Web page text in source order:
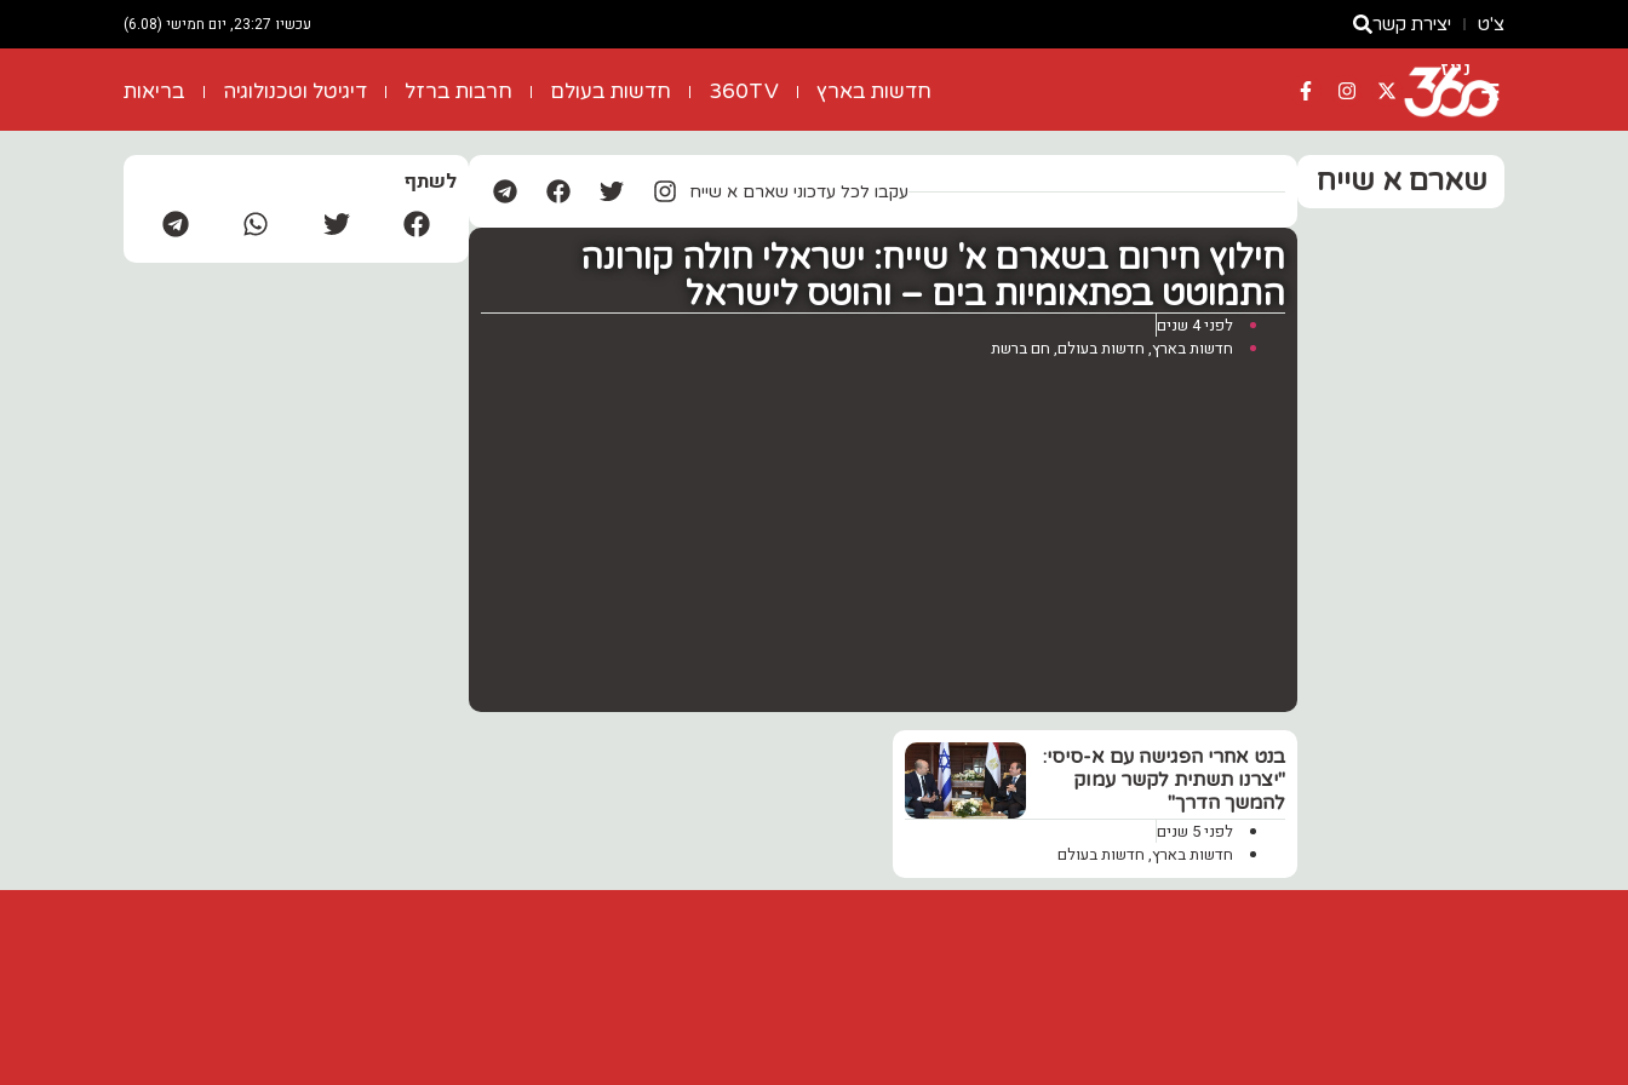
צ'ט יצירת קשר עכשיו 23:27, יום חמישי (6.08)
ניוז
חדשות בארץ 360TV חדשות בעולם חרבות ברזל דיגיטל וטכנולוגיה בריאות
שארם א שייח עקבו לכל עדכוני שארם א שייח
חילוץ חירום בשארם א' שייח: ישראלי חולה קורונה
התמוטט בפתאומיות בים – והוטס לישראל
לפני 4 שנים
חדשות בארץ, חדשות בעולם, חם ברשת
בנט אחרי הפגישה עם א-סיסי:
"יצרנו תשתית לקשר עמוק
להמשך הדרך"
לפני 5 שנים
חדשות בארץ, חדשות בעולם
לשתף